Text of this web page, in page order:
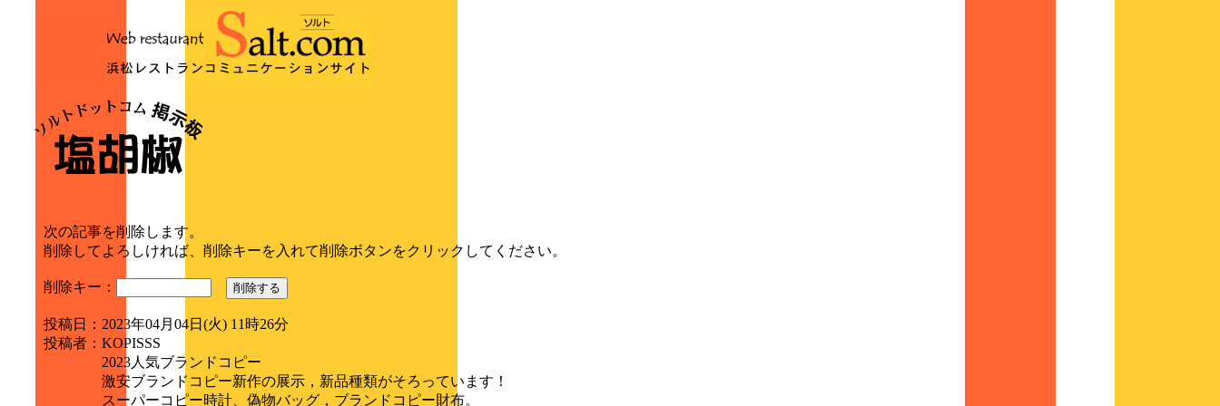
次の記事を削除します。
削除してよろしければ、削除キーを入れて削除ボタンをクリックしてください。
削除キー： 削除する
投稿日 ： 2023年04月04日(火) 11時26分
投稿者 ： KOPISSS
2023人気ブランドコピー
激安ブランドコピー新作の展示，新品種類がそろっています！
スーパーコピー時計、偽物バッグ，ブランドコピー財布。